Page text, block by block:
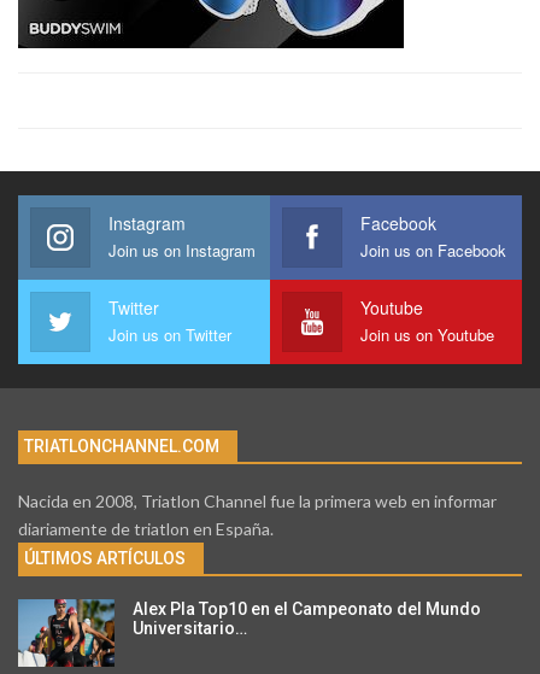
Instagram
Join us on Instagram
Facebook
Join us on Facebook
Twitter
Join us on Twitter
Youtube
Join us on Youtube
TRIATLONCHANNEL.COM
Nacida en 2008, Triatlon Channel fue la primera web en informar
diariamente de triatlon en España.
ÚLTIMOS ARTÍCULOS
Alex Pla Top10 en el Campeonato del Mundo
Universitario…